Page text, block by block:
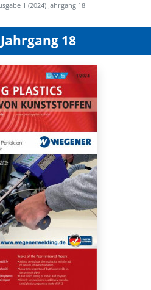
1 (2024) Jahrgang 18
18